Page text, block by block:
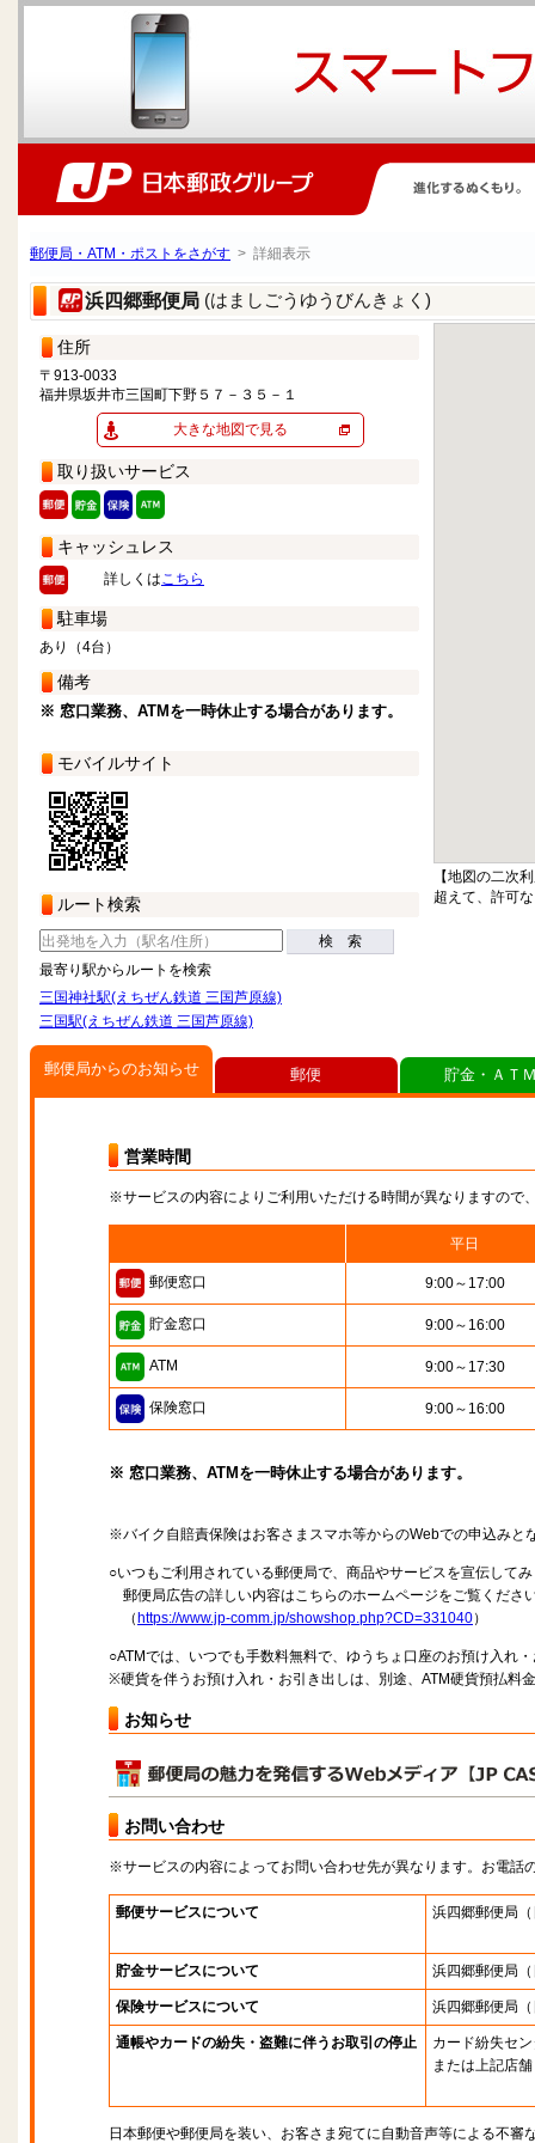
郵便局・ATM・ポストをさがす > 詳細表示
浜四郷郵便局 (はましごうゆうびんきょく)
住所
〒913-0033
福井県坂井市三国町下野５７－３５－１
大きな地図で見る
取り扱いサービス
キャッシュレス
詳しくはこちら
駐車場
あり（4台）
備考
※ 窓口業務、ATMを一時休止する場合があります。
モバイルサイト
ルート検索
検 索
最寄り駅からルートを検索
三国神社駅(えちぜん鉄道 三国芦原線)
三国駅(えちぜん鉄道 三国芦原線)
【地図の二次
超えて、許可
郵便局からのお知らせ
営業時間
※サービスの内容によりご利用いただける時間が異なりますので
平日
郵便窓口 9:00～17:00
貯金窓口 9:00～16:00
ATM 9:00～17:30
保険窓口 9:00～16:00
※ 窓口業務、ATMを一時休止する場合があります。
※バイク自賠責保険はお客さまスマホ等からのWebでの申込みと
○いつもご利用されている郵便局で、商品やサービスを宣伝して
郵便局広告の詳しい内容はこちらのホームページをご覧くださ
（ https://www.jp-comm.jp/showshop.php?CD=331040）
○ATMでは、いつでも手数料無料で、ゆうちょ口座のお預け入れ
※硬貨を伴うお預け入れ・お引き出しは、別途、ATM硬貨預払料
お知らせ
お問い合わせ
※サービスの内容によってお問い合わせ先が異なります。お電話
郵便サービスについて 浜四郷郵便局
貯金サービスについて 浜四郷郵便局
保険サービスについて 浜四郷郵便局
通帳やカードの紛失・盗難に伴うお取引の停止
カード紛失セ
または上記店舗
日本郵便や郵便局を装い、お客さま宛てに自動音声等による不審
郵便 貯金・ＡＴ